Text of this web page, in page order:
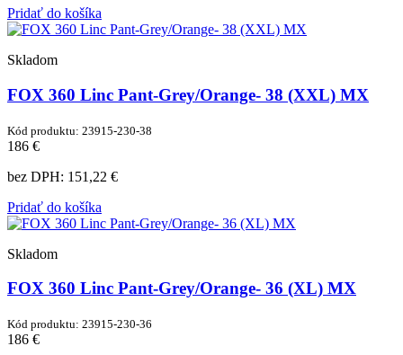
Pridať do košíka
Skladom
FOX 360 Linc Pant-Grey/Orange- 38 (XXL) MX
Kód produktu: 23915-230-38
186 €
bez DPH: 151,22 €
Pridať do košíka
Skladom
FOX 360 Linc Pant-Grey/Orange- 36 (XL) MX
Kód produktu: 23915-230-36
186 €